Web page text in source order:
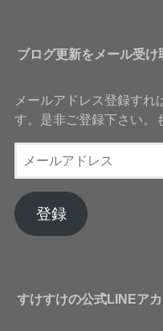
ブログ更新をメール受け
メールアドレス登録すれ
す。是非ご登録下さい。
ー
ア
ド
登録
すけすけの公式LINEア